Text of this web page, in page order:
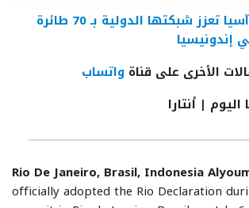
طيران آسيا تعزز شبكتها الدولية بـ 70 طائرة
إندونيسيا
الأخرى على قناة واتساب
| أنتارا
Rio De Janeiro, Brasil, Indonesia
officially adopted the Rio Declaration